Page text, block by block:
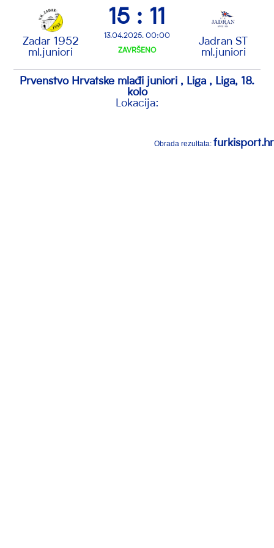
Zadar 1952
ml.juniori
15 : 11
13.04.2025. 00:00
ZAVRŠENO
Jadran ST
ml.juniori
Prvenstvo Hrvatske mlađi juniori , Liga , Liga, 18.
kolo
Lokacija:
Obrada rezultata: furkisport.hr